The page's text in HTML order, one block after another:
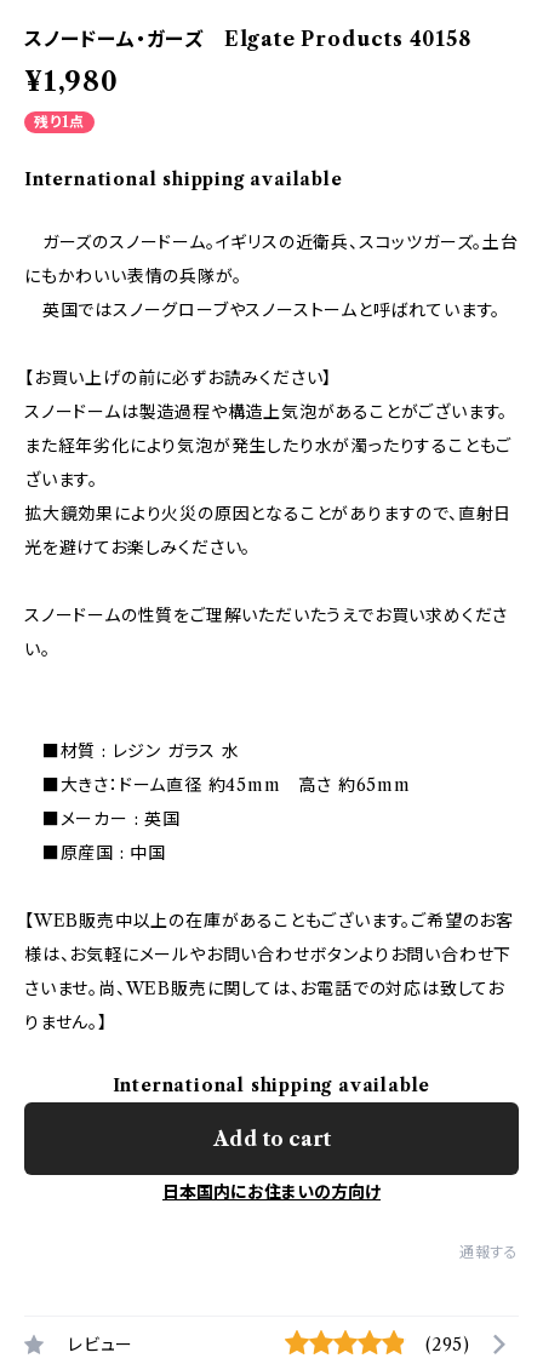
スノードーム・ガーズ Elgate Products 40158
¥1,980
残り1点
International shipping available
ガーズのスノードーム。イギリスの近衛兵、スコッツガーズ。土台
にもかわいい表情の兵隊が。
英国ではスノーグローブやスノーストームと呼ばれています。
【お買い上げの前に必ずお読みください】
スノードームは製造過程や構造上気泡があることがございます。
また経年劣化により気泡が発生したり水が濁ったりすることもご
ざいます。
拡大鏡効果により火災の原因となることがありますので、直射日
光を避けてお楽しみください。
スノードームの性質をご理解いただいたうえでお買い求めくださ
い。
■材質 : レジン ガラス 水
■大きさ：ドーム直径 約45mm 高さ 約65mm
■メーカー : 英国
■原産国 : 中国
【WEB販売中以上の在庫があることもございます。ご希望のお客
様は、お気軽にメールやお問い合わせボタンよりお問い合わせ下
さいませ。尚、WEB販売に関しては、お電話での対応は致してお
りません。】
International shipping available
Add to cart
日本国内にお住まいの方向け
通報する
レビュー (295)